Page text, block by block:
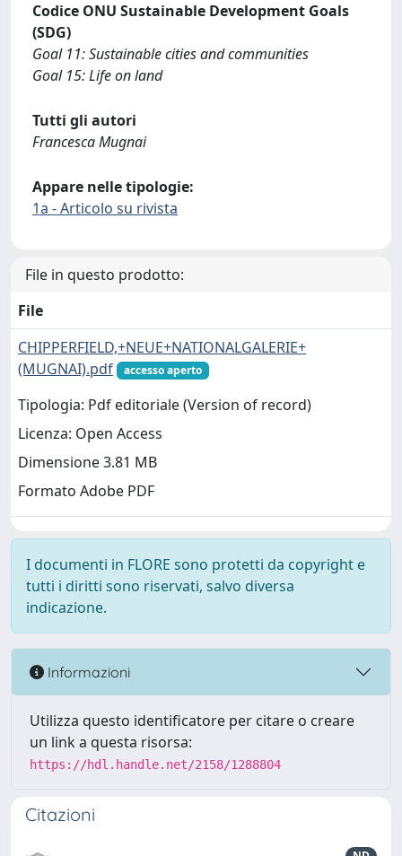
Codice ONU Sustainable Development Goals
(SDG)
Goal 11: Sustainable cities and communities
Goal 15: Life on land
Tutti gli autori
Francesca Mugnai
Appare nelle tipologie:
1a - Articolo su rivista
File in questo prodotto:
File
CHIPPERFIELD,+NEUE+NATIONALGALERIE+
(MUGNAI).pdf
accesso aperto
Tipologia: Pdf editoriale (Version of record)
Licenza: Open Access
Dimensione 3.81 MB
Formato Adobe PDF
I documenti in FLORE sono protetti da copyright e
tutti i diritti sono riservati, salvo diversa
indicazione.
Informazioni
Utilizza questo identificatore per citare o creare
un link a questa risorsa:
https://hdl.handle.net/2158/1288804
Citazioni